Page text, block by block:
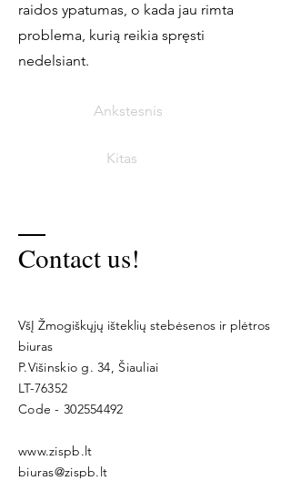
raidos ypatumas, o kada jau rimta
problema, kurią reikia spręsti
nedelsiant.
Ankstesnis
Kitas
Contact us!
VšĮ Žmogiškųjų išteklių stebėsenos ir plėtros
biuras
P.Višinskio g. 34, Šiauliai
LT-76352
Code - 302554492
www.zispb.lt
biuras@zispb.lt